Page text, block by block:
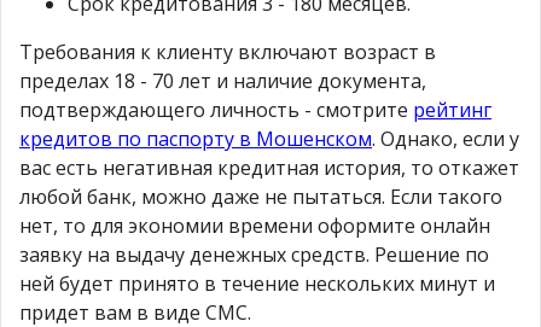
Требования к клиенту включают возраст в
пределах 18 - 70 лет и наличие документа,
подтверждающего личность - смотрите рейтинг
кредитов по паспорту в Мошенском. Однако, если у
вас есть негативная кредитная история, то откажет
любой банк, можно даже не пытаться. Если такого
нет, то для экономии времени оформите онлайн
заявку на выдачу денежных средств. Решение по
ней будет принято в течение нескольких минут и
придет вам в виде СМС.